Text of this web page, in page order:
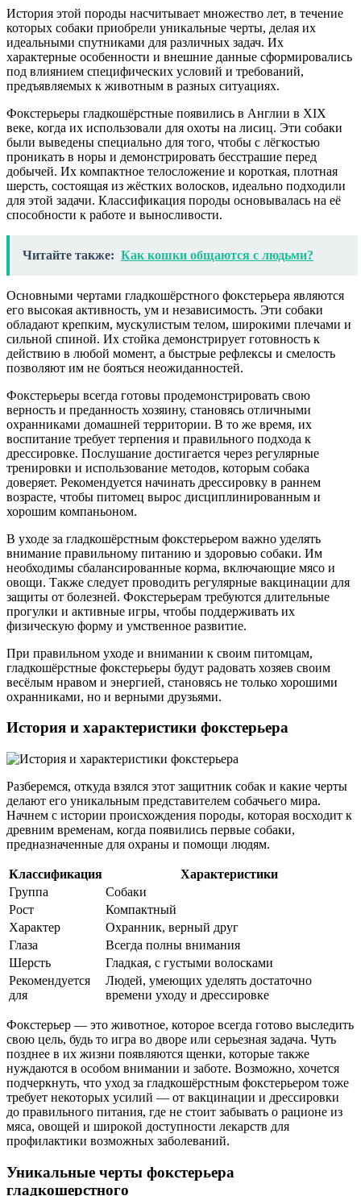
История этой породы насчитывает множество лет, в течение
которых собаки приобрели уникальные черты, делая их
идеальными спутниками для различных задач. Их
характерные особенности и внешние данные сформировались
под влиянием специфических условий и требований,
предъявляемых к животным в разных ситуациях.
Фокстерьеры гладкошёрстные появились в Англии в XIX
веке, когда их использовали для охоты на лисиц. Эти собаки
были выведены специально для того, чтобы с лёгкостью
проникать в норы и демонстрировать бесстрашие перед
добычей. Их компактное телосложение и короткая, плотная
шерсть, состоящая из жёстких волосков, идеально подходили
для этой задачи. Классификация породы основывалась на её
способности к работе и выносливости.
Читайте также: Как кошки общаются с людьми?
Основными чертами гладкошёрстного фокстерьера являются
его высокая активность, ум и независимость. Эти собаки
обладают крепким, мускулистым телом, широкими плечами и
сильной спиной. Их стойка демонстрирует готовность к
действию в любой момент, а быстрые рефлексы и смелость
позволяют им не бояться неожиданностей.
Фокстерьеры всегда готовы продемонстрировать свою
верность и преданность хозяину, становясь отличными
охранниками домашней территории. В то же время, их
воспитание требует терпения и правильного подхода к
дрессировке. Послушание достигается через регулярные
тренировки и использование методов, которым собака
доверяет. Рекомендуется начинать дрессировку в раннем
возрасте, чтобы питомец вырос дисциплинированным и
хорошим компаньоном.
В уходе за гладкошёрстным фокстерьером важно уделять
внимание правильному питанию и здоровью собаки. Им
необходимы сбалансированные корма, включающие мясо и
овощи. Также следует проводить регулярные вакцинации для
защиты от болезней. Фокстерьерам требуются длительные
прогулки и активные игры, чтобы поддерживать их
физическую форму и умственное развитие.
При правильном уходе и внимании к своим питомцам,
гладкошёрстные фокстерьеры будут радовать хозяев своим
весёлым нравом и энергией, становясь не только хорошими
охранниками, но и верными друзьями.
История и характеристики фокстерьера
Разберемся, откуда взялся этот защитник собак и какие черты
делают его уникальным представителем собачьего мира.
Начнем с истории происхождения породы, которая восходит к
древним временам, когда появились первые собаки,
предназначенные для охраны и помощи людям.
Классификация
Характеристики
Группа
Собаки
Рост
Компактный
Характер
Охранник, верный друг
Глаза
Всегда полны внимания
Шерсть
Гладкая, с густыми волосками
Рекомендуется
для
Людей, умеющих уделять достаточно
времени уходу и дрессировке
Фокстерьер — это животное, которое всегда готово выследить
свою цель, будь то игра во дворе или серьезная задача. Чуть
позднее в их жизни появляются щенки, которые также
нуждаются в особом внимании и заботе. Возможно, хочется
подчеркнуть, что уход за гладкошёрстным фокстерьером тоже
требует некоторых усилий — от вакцинации и дрессировки
до правильного питания, где не стоит забывать о рационе из
мяса, овощей и широкой доступности лекарств для
профилактики возможных заболеваний.
Уникальные черты фокстерьера
гладкошерстного